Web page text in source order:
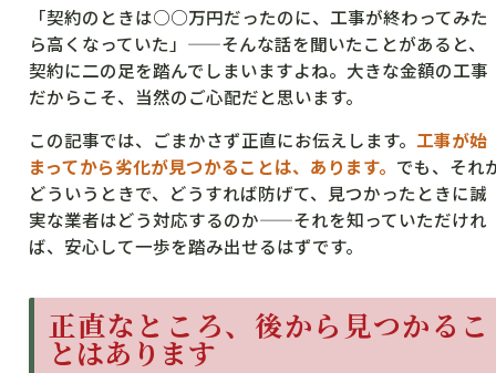
「契約のときは○○万円だったのに、工事が終わってみた
ら高くなっていた」——そんな話を聞いたことがあると、
契約に二の足を踏んでしまいますよね。大きな金額の工事
だからこそ、当然のご心配だと思います。
この記事では、ごまかさず正直にお伝えします。 工事が始
まってから劣化が見つかることは、あります。 でも、それ
どういうときで、どうすれば防げて、見つかったときに誠
実な業者はどう対応するのか——それを知っていただけれ
ば、安心して一歩を踏み出せるはずです。
正直なところ、後から見つかるこ
とはあります